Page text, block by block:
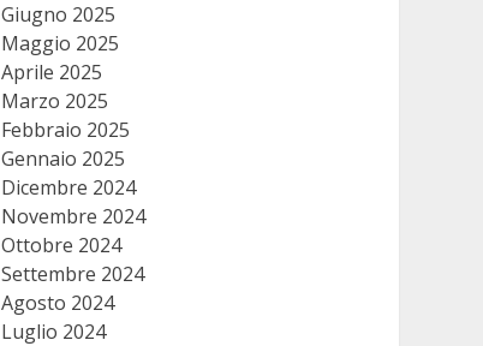
Giugno 2025
Maggio 2025
Aprile 2025
Marzo 2025
Febbraio 2025
Gennaio 2025
Dicembre 2024
Novembre 2024
Ottobre 2024
Settembre 2024
Agosto 2024
Luglio 2024